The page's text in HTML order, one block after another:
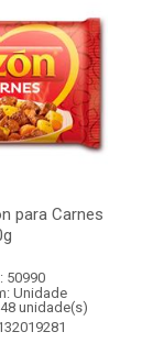
para Carnes
50990
Unidade
unidade(s)